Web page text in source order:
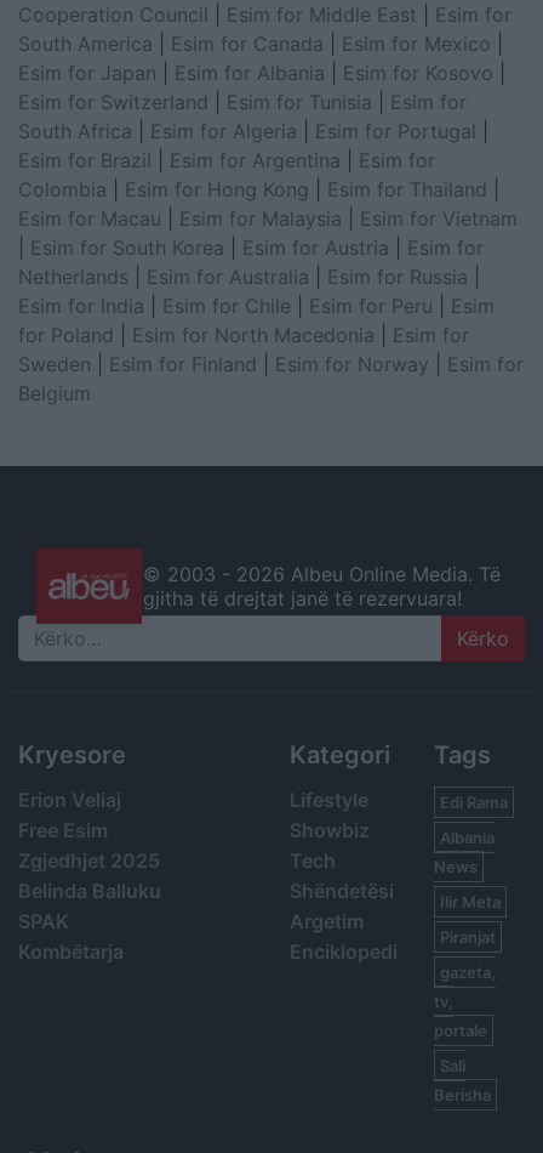
Cooperation Council
Esim for Middle East
Esim for
South America
Esim for Canada Esim for Mexico
Esim for Japan
Esim for Albania Esim for Kosovo
Esim for Switzerland
Esim for Tunisia
Esim for
South Africa
Esim for Algeria Esim for Portugal
Esim for Brazil
Esim for Argentina
Esim for
Colombia
Esim for Hong Kong Esim for Thailand
Esim for Macau
Esim for Malaysia
Esim for Vietnam
Esim for South Korea Esim for Austria
Esim for
Netherlands
Esim for Australia Esim for Russia
Esim for India
Esim for Chile Esim for Peru
Esim
for Poland
Esim for North Macedonia
Esim for
Sweden
Esim for Finland Esim for Norway
Esim for
Belgium
© 2003 - 2026 Albeu Online Media. Të
gjitha të drejtat janë të rezervuara!
Search
Kryesore
Erion Veliaj
Free Esim
Zgjedhjet 2025
Belinda Balluku
SPAK
Kombëtarja
Kategori
Lifestyle
Showbiz
Tech
Shëndetësi
Argetim
Enciklopedi
Tags
Edi Rama
Albania
News
Ilir Meta
Piranjat
gazeta,
tv,
portale
Sali
Berisha